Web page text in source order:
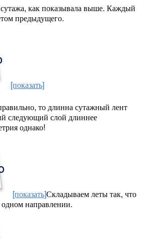
как показывала выше. Каждый
предыдущего.
[показать]
то длинна сутажный лент
следующий слой длиннее
однако!
[показать]Складываем леты так, что
направлении.